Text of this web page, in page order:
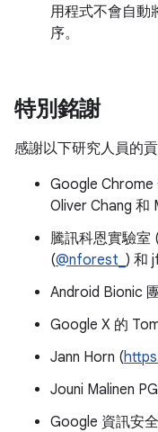
用程式不會自動
序。
特別銘謝
感謝以下研究人員的貢
Google Chrome
Oliver Chang 和
騰訊科恩實驗室 (
(@nforest_ ) 和
Android Bionic
Google X 的
Jann Horn (
Jouni Malinen
Google 資訊安